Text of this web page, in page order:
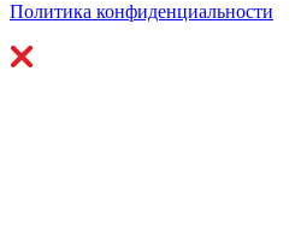
Политика конфиденциальности